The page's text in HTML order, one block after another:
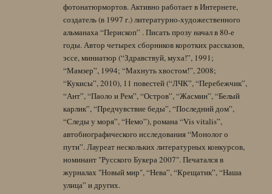
фотонатюрмортов. Активно работает в Интернете,
создатель (в 1997 г.) литературно-художественного
альманаха “Перископ” . Писать прозу начал в 80-е
годы. Автор четырех сборников коротких рассказов,
эссе, миниатюр (“Здравствуй, муха!”, 1991;
“Мамзер”, 1994; “Махнуть хвостом!”, 2008;
“Кукисы”, 2010), 11 повестей (“ЛЧК”, “Перебежчик”,
“Ант”, “Паоло и Рем”, “Остров”, “Жасмин”, “Белый
карлик”, “Предчувствие беды”, “Последний дом”,
“Следы у моря”, “Немо”), романа “Vis vitalis”,
автобиографического исследования “Монолог о
пути”. Лауреат нескольких литературных конкурсов,
номинант "Русского Букера 2007". Печатался в
журналах "Новый мир", “Нева”, “Крещатик”, “Наша
улица” и других.